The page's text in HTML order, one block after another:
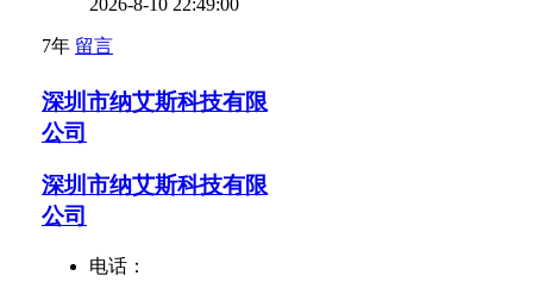
2026-8-10 22:49:00
7年 留言
深圳市纳艾斯科技有限
公司
深圳市纳艾斯科技有限
公司
电话：